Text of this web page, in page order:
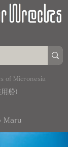
Maru
of Micronesia
船）